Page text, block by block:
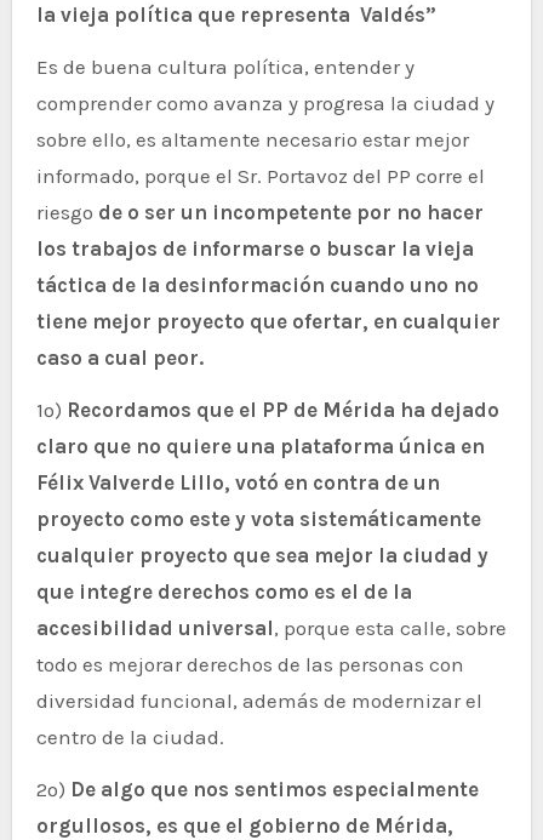
la vieja política que representa Valdés”
Es de buena cultura política, entender y
comprender como avanza y progresa la ciudad y
sobre ello, es altamente necesario estar mejor
informado, porque el Sr. Portavoz del PP corre el
riesgo de o ser un incompetente por no hacer
los trabajos de informarse o buscar la vieja
táctica de la desinformación cuando uno no
tiene mejor proyecto que ofertar, en cualquier
caso a cual peor.
1º) Recordamos que el PP de Mérida ha dejado
claro que no quiere una plataforma única en
Félix Valverde Lillo, votó en contra de un
proyecto como este y vota sistemáticamente
cualquier proyecto que sea mejor la ciudad y
que integre derechos como es el de la
accesibilidad universal, porque esta calle, sobre
todo es mejorar derechos de las personas con
diversidad funcional, además de modernizar el
centro de la ciudad.
2º) De algo que nos sentimos especialmente
orgullosos, es que el gobierno de Mérida,